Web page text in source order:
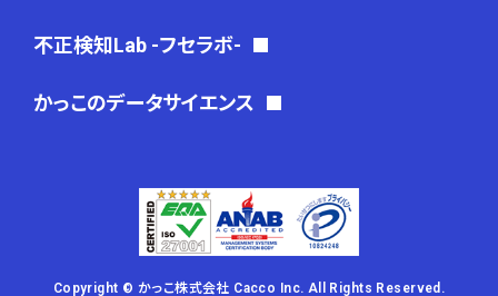
不正検知Lab -フセラボ-
かっこのデータサイエンス
Copyright © かっこ株式会社 Cacco Inc. All Rights Reserved.